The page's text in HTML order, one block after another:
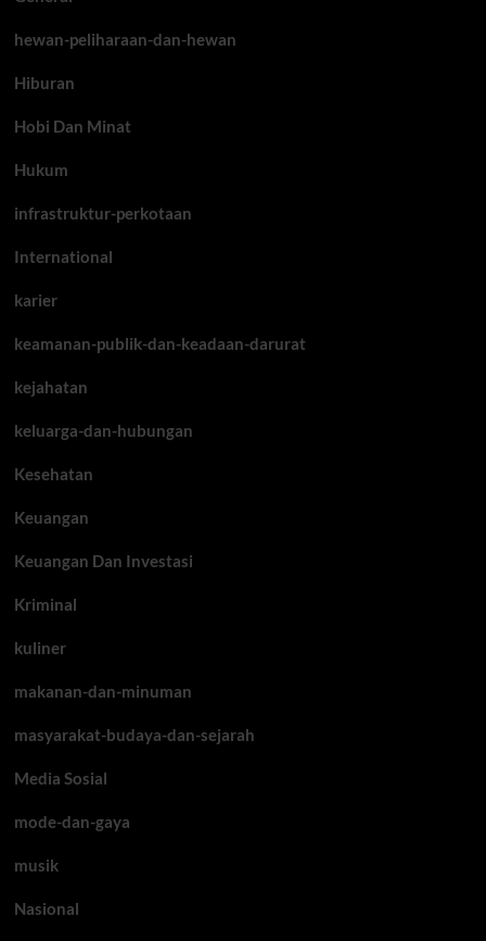
hewan-peliharaan-dan-hewan
Hiburan
Hobi Dan Minat
Hukum
infrastruktur-perkotaan
International
karier
keamanan-publik-dan-keadaan-darurat
kejahatan
keluarga-dan-hubungan
Kesehatan
Keuangan
Keuangan Dan Investasi
Kriminal
kuliner
makanan-dan-minuman
masyarakat-budaya-dan-sejarah
Media Sosial
mode-dan-gaya
musik
Nasional